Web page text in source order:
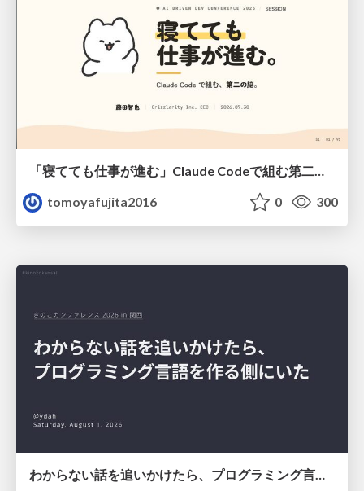
「寝てても仕事が進む」Claude Codeで組む第二の脳
tomoyafujita2016
0 300